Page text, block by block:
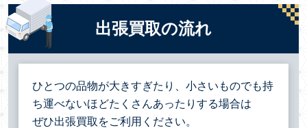
出張買取の流れ
ひとつの品物が大きすぎたり、小さいものでも持
ち運べないほどたくさんあったりする場合は
ぜひ出張買取をご利用ください。